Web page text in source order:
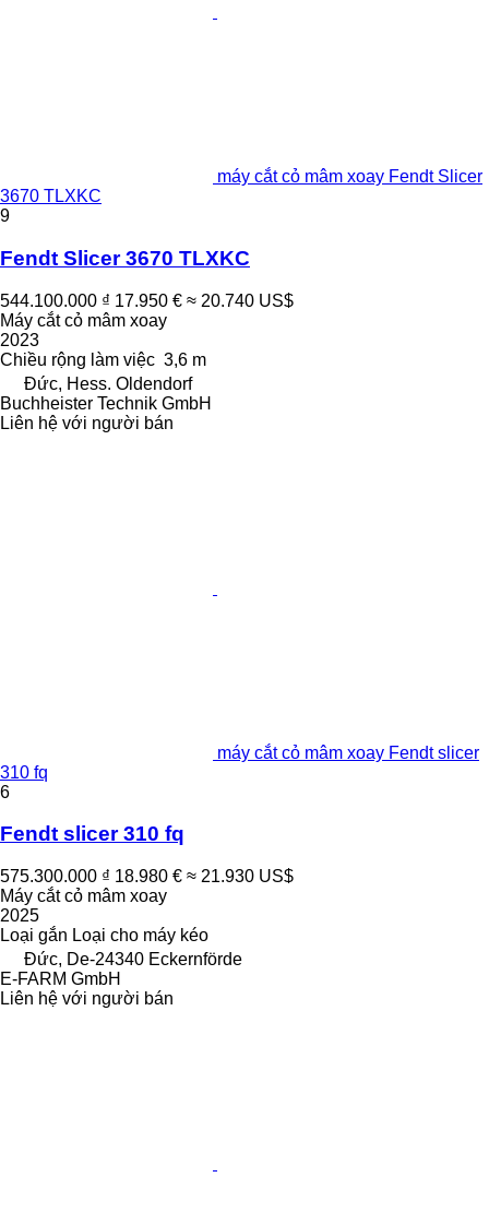
máy cắt cỏ mâm xoay Fendt Slicer
3670 TLXKC
9
Fendt Slicer 3670 TLXKC
544.100.000 ₫ 17.950 € ≈ 20.740 US$
Máy cắt cỏ mâm xoay
2023
Chiều rộng làm việc 3,6 m
Đức, Hess. Oldendorf
Buchheister Technik GmbH
Liên hệ với người bán
máy cắt cỏ mâm xoay Fendt slicer
310 fq
6
Fendt slicer 310 fq
575.300.000 ₫ 18.980 € ≈ 21.930 US$
Máy cắt cỏ mâm xoay
2025
Loại gắn Loại cho máy kéo
Đức, De-24340 Eckernförde
E-FARM GmbH
Liên hệ với người bán